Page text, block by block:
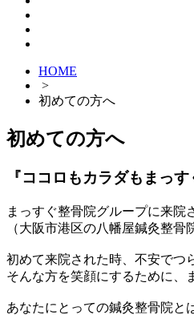
HOME
>
初めての方へ
初めての方へ
『ココロもカラダもまっす
まっすぐ整骨院グループに来院
（大阪市港区の八幡屋鍼灸整
初めて来院された時、不安でつ
そんな方を笑顔にするために、
あなたにとっての鍼灸整骨院と